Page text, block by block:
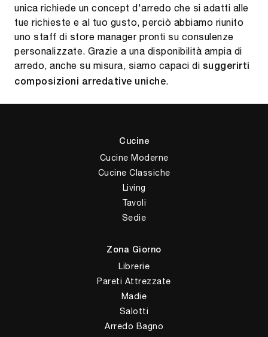
unica richiede un concept d'arredo che si adatti alle
tue richieste e al tuo gusto, perciò abbiamo riunito
uno staff di store manager pronti su consulenze
personalizzate. Grazie a una disponibilità ampia di
arredo, anche su misura, siamo capaci di suggerirti
composizioni arredative uniche.
Cucine
Cucine Moderne
Cucine Classiche
Living
Tavoli
Sedie
Zona Giorno
Librerie
Pareti Attrezzate
Madie
Salotti
Arredo Bagno